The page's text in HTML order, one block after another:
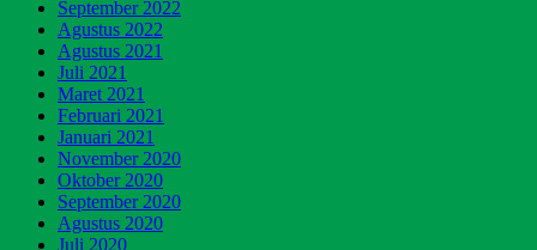
September 2022
Agustus 2022
Agustus 2021
Juli 2021
Maret 2021
Februari 2021
Januari 2021
November 2020
Oktober 2020
September 2020
Agustus 2020
Juli 2020